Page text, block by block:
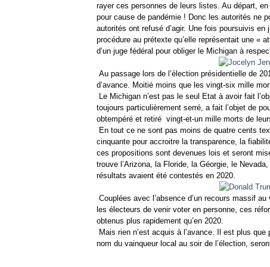
rayer ces personnes de leurs listes. Au départ,
pour cause de pandémie ! Donc les autorités ne
autorités ont refusé d’agir. Une fois poursuivis
procédure au prétexte qu’elle représentait une «
d’un juge fédéral pour obliger le Michigan à
Au passage lors de l’élection présidentielle de
d’avance. Moitié moins que les vingt-six mille
Le Michigan n’est pas le seul Etat à avoir fait
toujours particulièrement serré, a fait l’objet de
obtempéré et retiré vingt-et-un mille morts de
En tout ce ne sont pas moins de quatre cents
cinquante pour accroitre la transparence, la
ces propositions sont devenues lois et seront
trouve l’Arizona, la Floride, la Géorgie, le
résultats avaient été contestés en 2020.
Couplées avec l’absence d’un recours massif
les électeurs de venir voter en personne, ces
obtenus plus rapidement qu’en 2020.
Mais rien n’est acquis à l’avance. Il est plus
nom du vainqueur local au soir de l’élection,